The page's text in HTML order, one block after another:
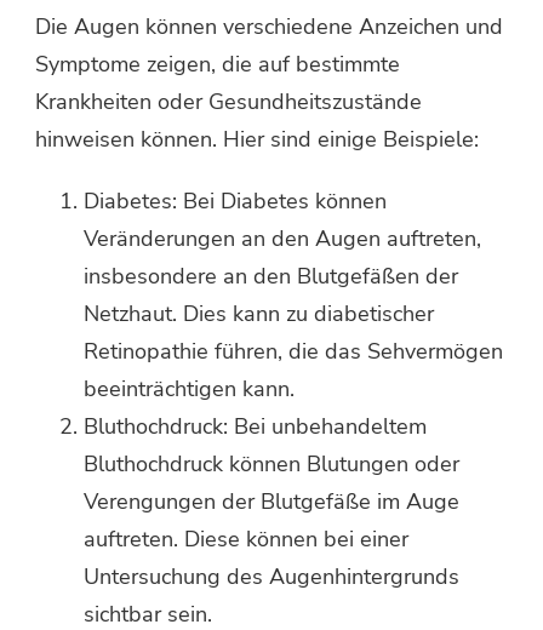
Die Augen können verschiedene Anzeichen und
Symptome zeigen, die auf bestimmte
Krankheiten oder Gesundheitszustände
hinweisen können. Hier sind einige Beispiele:
Diabetes: Bei Diabetes können
Veränderungen an den Augen auftreten,
insbesondere an den Blutgefäßen der
Netzhaut. Dies kann zu diabetischer
Retinopathie führen, die das Sehvermögen
beeinträchtigen kann.
Bluthochdruck: Bei unbehandeltem
Bluthochdruck können Blutungen oder
Verengungen der Blutgefäße im Auge
auftreten. Diese können bei einer
Untersuchung des Augenhintergrunds
sichtbar sein.